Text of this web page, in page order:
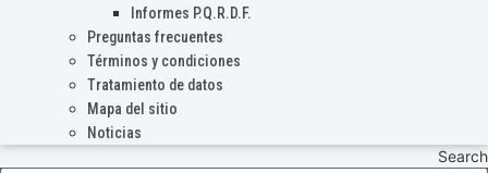
Informes P.Q.R.D.F.
Preguntas frecuentes
Términos y condiciones
Tratamiento de datos
Mapa del sitio
Noticias
Search